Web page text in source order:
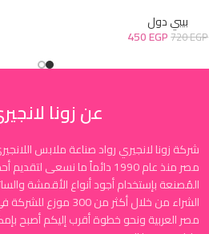
بيبي دول
720EGP
450EGP
عن زونا
شركة زونا لانجيري رواد صناعة ملابس
مصر منذ عام 1990 دائماً ما نسعى
المُصنعة بإستخدام أجود أنواع الأقمشة
الشراء من خلال أكثر من
مصر العربية ونحو خطوة أقرب إليكم أصبح